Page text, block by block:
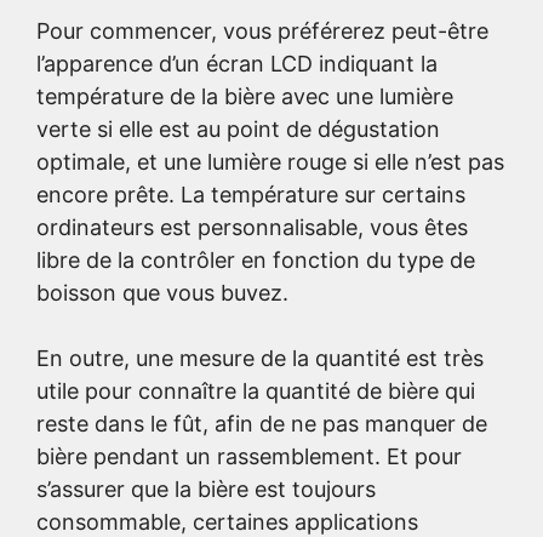
Pour commencer, vous préférerez peut-être
l’apparence d’un écran LCD indiquant la
température de la bière avec une lumière
verte si elle est au point de dégustation
optimale, et une lumière rouge si elle n’est pas
encore prête. La température sur certains
ordinateurs est personnalisable, vous êtes
libre de la contrôler en fonction du type de
boisson que vous buvez.
En outre, une mesure de la quantité est très
utile pour connaître la quantité de bière qui
reste dans le fût, afin de ne pas manquer de
bière pendant un rassemblement. Et pour
s’assurer que la bière est toujours
consommable, certaines applications